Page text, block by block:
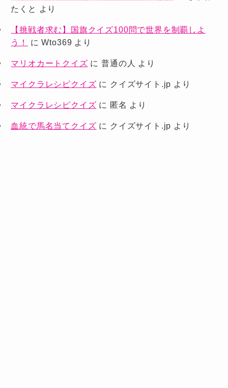
たくと
より
【挑戦者求む】国旗クイズ100問で世界を制覇しよ
う！
にWto369 より
マリオカートクイズ に普通の人 より
マイクラレシピクイズ に クイズサイト.jp より
マイクラレシピクイズ に 匿名 より
血統で馬名当てクイズ に クイズサイト.jp より